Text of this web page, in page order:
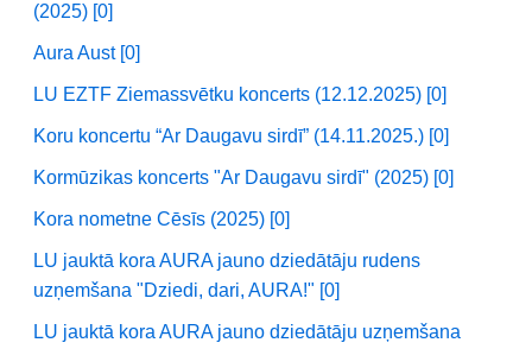
(2025) [0]
Aura Aust [0]
LU EZTF Ziemassvētku koncerts (12.12.2025) [0]
Koru koncertu “Ar Daugavu sirdī” (14.11.2025.) [0]
Kormūzikas koncerts "Ar Daugavu sirdī" (2025) [0]
Kora nometne Cēsīs (2025) [0]
LU jauktā kora AURA jauno dziedātāju rudens
uzņemšana "Dziedi, dari, AURA!" [0]
LU jauktā kora AURA jauno dziedātāju uzņemšana